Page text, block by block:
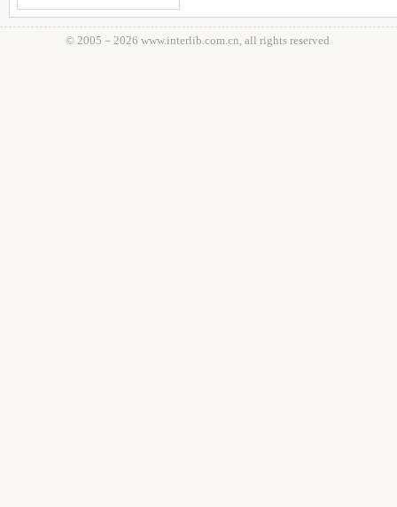
© 2005－ 2026 www.interlib.com.cn, all rights reserved